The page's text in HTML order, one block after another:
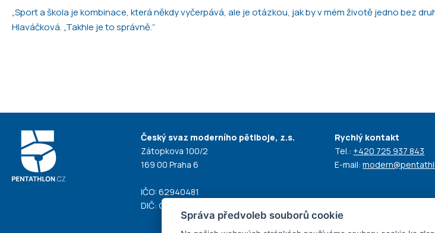
„Sport a škola je kombinace, která někdy vyčerpává, ale je otázkou, jak by v mém životě jedno bez
Hlaváčková. „Takhle je to správně.“
Český svaz moderního pětiboje, z.s.
Zátopkova 100/2
169 00 Praha 6
IČO: 62940481
DIČ: CZ62940481
Rychlý kontakt
Tel.: +420 725 937 843
E-mail:
Správa předvoleb souborů cookie